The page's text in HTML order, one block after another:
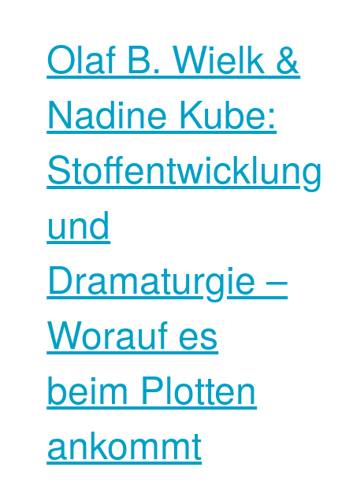
Olaf B. Wielk &
Nadine Kube:
Stoffentwicklung
und
Dramaturgie –
Worauf es
beim Plotten
ankommt